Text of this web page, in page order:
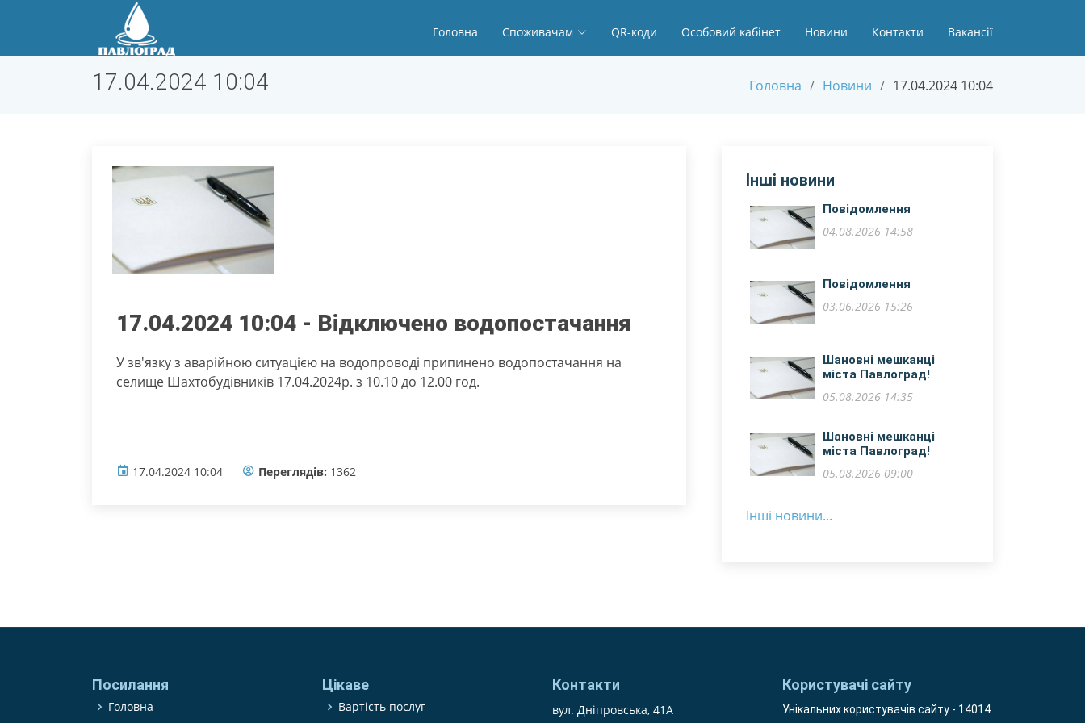
Головна Споживачам QR-коди Особовий кабінет Новини Контакти Вакансії
17.04.2024 10:04 Головна Новини 17.04.2024 10:04
17.04.2024 10:04 - Відключено водопостачання
У зв'язку з аварійною ситуацією на водопроводі припинено водопостачання на
селище Шахтобудівників 17.04.2024р. з 10.10 до 12.00 год.
17.04.2024 10:04 Переглядів: 1362
Інші новини
Повідомлення
04.08.2026 14:58
Повідомлення
03.06.2026 15:26
Шановні мешканці
міста Павлоград!
05.08.2026 14:35
​Шановні мешканці
міста Павлоград!
05.08.2026 09:00
Інші новини...
Посилання
Головна
Цікаве
Вартість послуг
Контакти
вул. Дніпровська, 41А
Користувачі сайту
Унікальних користувачів сайту - 14014